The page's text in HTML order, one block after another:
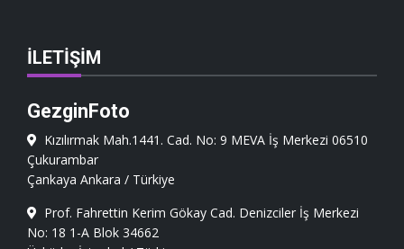
İLETIŞIM
GezginFoto
Kızılırmak Mah.1441. Cad. No: 9 MEVA İş Merkezi 06510
Çukurambar
Çankaya Ankara / Türkiye
Prof. Fahrettin Kerim Gökay Cad. Denizciler İş Merkezi
No: 18 1-A Blok 34662